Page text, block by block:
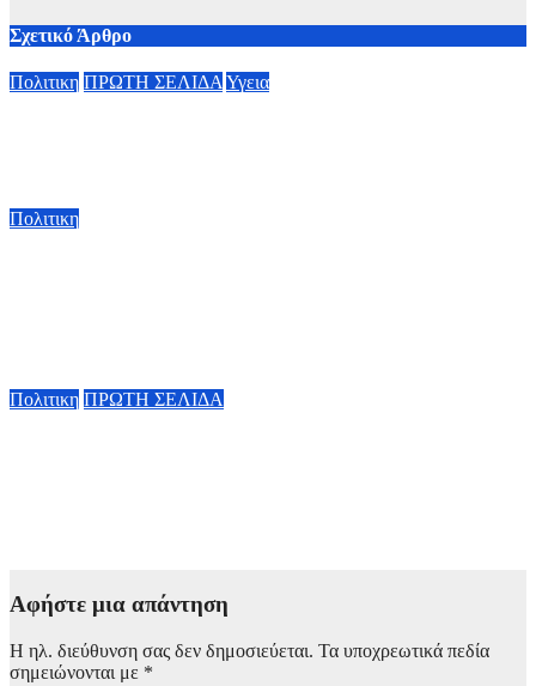
Σχετικό Άρθρο
Πολιτικη ΠΡΩΤΗ ΣΕΛΙΔΑ Υγεια
Πολιτικη
Πολιτικη ΠΡΩΤΗ ΣΕΛΙΔΑ
Αφήστε μια απάντηση
Η ηλ. διεύθυνση σας δεν δημοσιεύεται. Τα υποχρεωτικά πεδία
σημειώνονται με *